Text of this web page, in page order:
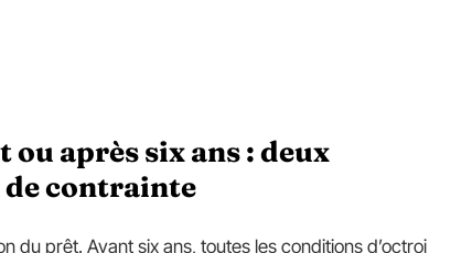
après six ans : deux
de contrainte
du prêt. Avant six ans, toutes les conditions d’octroi